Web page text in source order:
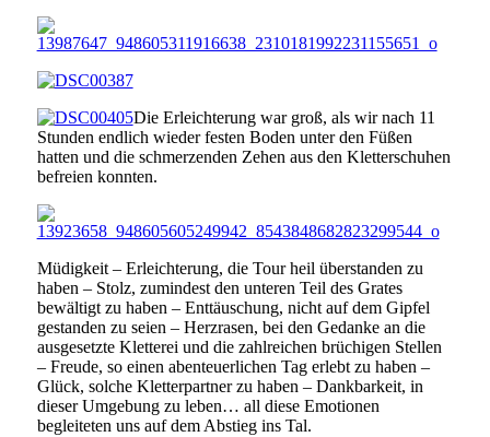
Die Erleichterung war groß, als wir nach 11
Stunden endlich wieder festen Boden unter den Füßen
hatten und die schmerzenden Zehen aus den Kletterschuhen
befreien konnten.
Müdigkeit – Erleichterung, die Tour heil überstanden zu
haben – Stolz, zumindest den unteren Teil des Grates
bewältigt zu haben – Enttäuschung, nicht auf dem Gipfel
gestanden zu seien – Herzrasen, bei den Gedanke an die
ausgesetzte Kletterei und die zahlreichen brüchigen Stellen
– Freude, so einen abenteuerlichen Tag erlebt zu haben –
Glück, solche Kletterpartner zu haben – Dankbarkeit, in
dieser Umgebung zu leben… all diese Emotionen
begleiteten uns auf dem Abstieg ins Tal.